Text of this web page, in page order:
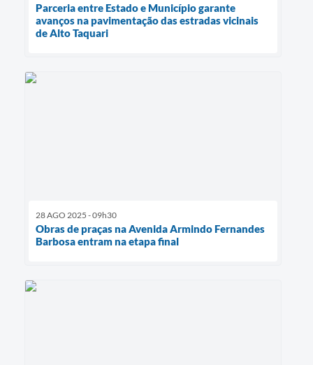
Parceria entre Estado e Município garante
avanços na pavimentação das estradas vicinais
de Alto Taquari
28 AGO 2025 - 09h30
Obras de praças na Avenida Armindo Fernandes
Barbosa entram na etapa final